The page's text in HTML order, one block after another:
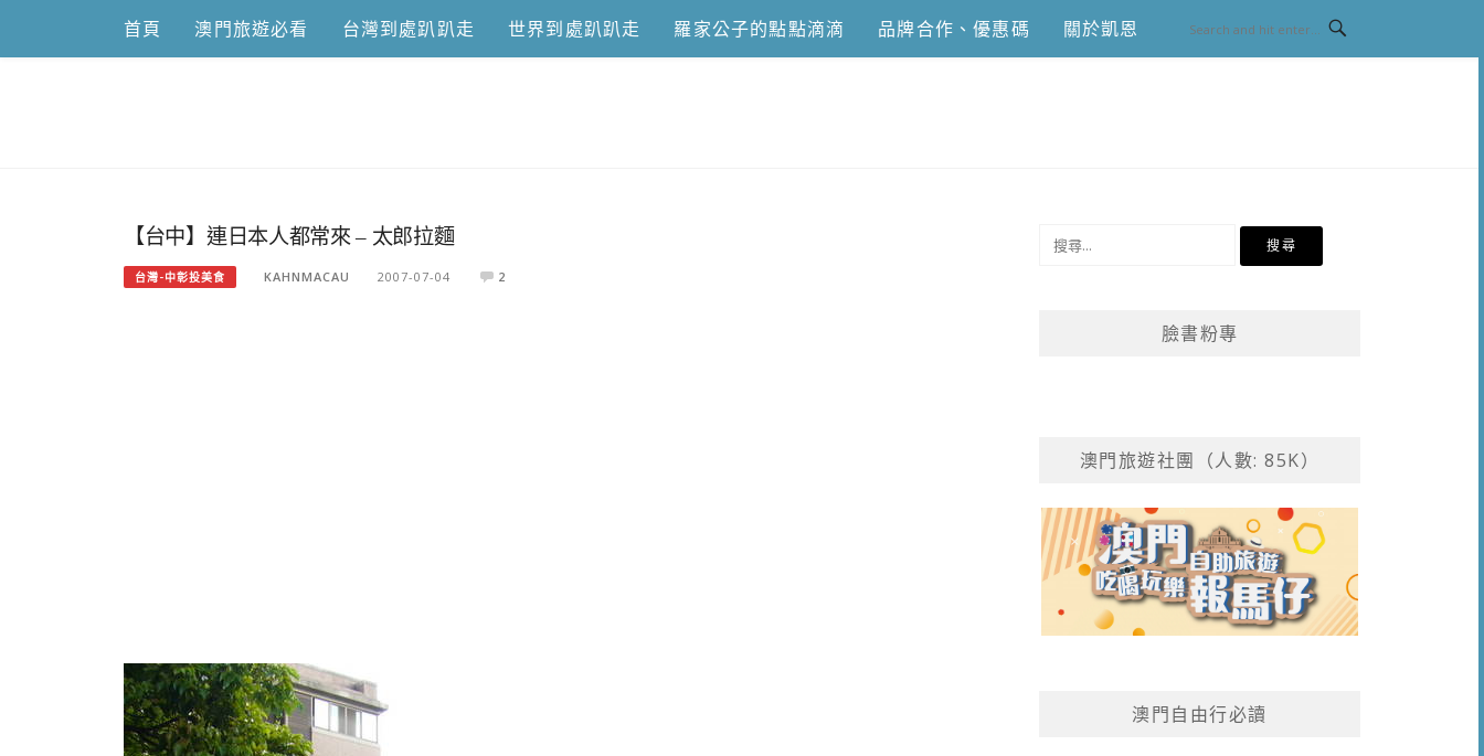
content
首頁 澳門旅遊必看 台灣到處趴趴走 世界到處趴趴走 羅家公子的點點滴滴 品牌合作、優惠碼 關於凱恩
【台中】連日本人都常來 – 太郎拉麵
台灣-中彰投美食 KAHNMACAU 2007-07-04 2
臉書粉專
澳門旅遊社團（人數: 85K）
澳門自由行必讀